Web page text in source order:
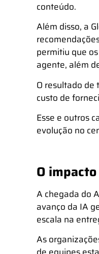
conteúdo.
Além disso, a
permitiu que
agente, além
O resultado de
custo de
Esse e outros
evolução no
O
A chegada do
avanço da IA
escala na
As